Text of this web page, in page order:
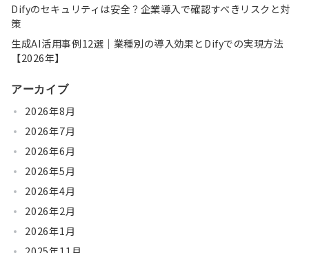
Difyのセキュリティは安全？企業導入で確認すべきリスクと対
策
生成AI活用事例12選｜業種別の導入効果とDifyでの実現方法
【2026年】
アーカイブ
2026年8月
2026年7月
2026年6月
2026年5月
2026年4月
2026年2月
2026年1月